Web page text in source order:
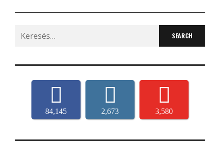
Search
for:
84,145 2,673 3,580